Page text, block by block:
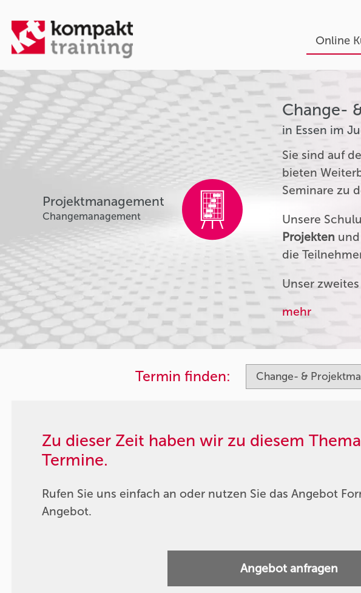
Online
Projektmanagement
Changemanagement
Change-
in Essen im
Sie sind auf
bieten
Seminare zu
Unsere
Projekten
die
Unser
mehr
Termin finden:
Zu dieser Zeit haben wir zu diesem
Termine.
Rufen Sie uns einfach an oder nutzen Sie das Angebot
Angebot.
Angebot anfragen